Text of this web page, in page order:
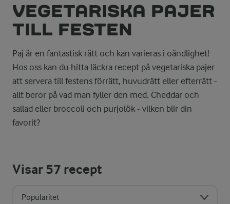
VEGETARISKA PAJER
TILL FESTEN
Paj är en fantastisk rätt och kan varieras i oändlighet!
Hos oss kan du hitta läckra recept på vegetariska pajer
att servera till festens förrätt, huvudrätt eller efterrätt -
allt beror på vad man fyller den med. Cheddar och
sallad eller broccoli och purjolök - vilken blir din
favorit?
Visar57 recept
Popularitet